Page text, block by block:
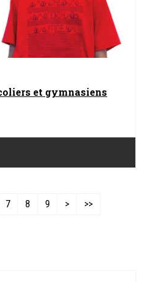
et gymnasiens
7 8 9 > >>